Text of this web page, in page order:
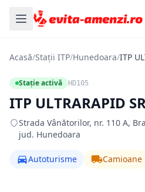
Acasă/Stații ITP/Hunedoara/ITP
Stație activă HD105
ITP ULTRARAPID
Strada Vânătorilor, nr. 110 A,
jud. Hunedoara
Autoturisme Camioane